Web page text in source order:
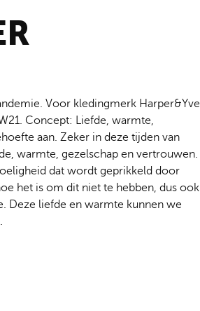
Voor kledingmerk Harper&Yve
Concept: Liefde, warmte,
aan. Zeker in deze tijden van
warmte, gezelschap en vertrouwen.
dat wordt geprikkeld door
het is om dit niet te hebben, dus ook
Deze liefde en warmte kunnen we